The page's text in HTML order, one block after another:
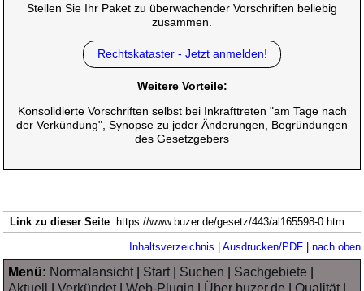
Stellen Sie Ihr Paket zu überwachender Vorschriften beliebig
zusammen.
Rechtskataster - Jetzt anmelden!
Weitere Vorteile:
Konsolidierte Vorschriften selbst bei Inkrafttreten "am Tage nach
der Verkündung", Synopse zu jeder Änderungen, Begründungen
des Gesetzgebers
Link zu dieser Seite: https://www.buzer.de/gesetz/443/al165598-0.htm
Inhaltsverzeichnis Ausdrucken/PDF| nach oben
Menü: Normalansicht| Start| Suchen Sachgebiete